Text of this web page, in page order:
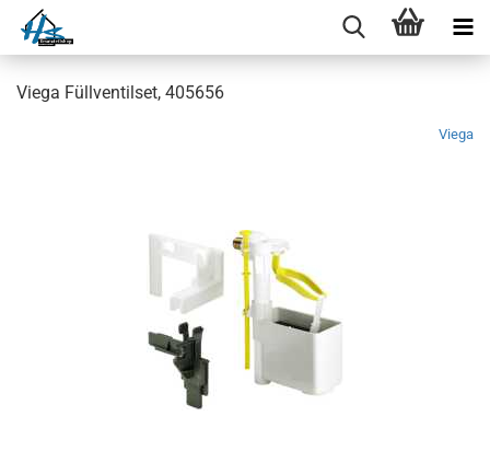
Viega Füllventilset, 405656
Viega